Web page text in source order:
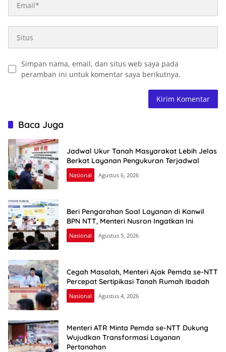
Simpan nama, email, dan situs web saya pada
peramban ini untuk komentar saya berikutnya.
Baca Juga
Jadwal Ukur Tanah Masyarakat Lebih Jelas
Berkat Layanan Pengukuran Terjadwal
Nasional Agustus 6, 2026
Beri Pengarahan Soal Layanan di Kanwil
BPN NTT, Menteri Nusron Ingatkan Ini
Nasional Agustus 5, 2026
Cegah Masalah, Menteri Ajak Pemda se-NTT
Percepat Sertipikasi Tanah Rumah Ibadah
Nasional Agustus 4, 2026
Menteri ATR Minta Pemda se-NTT Dukung
Wujudkan Transformasi Layanan
Pertanahan